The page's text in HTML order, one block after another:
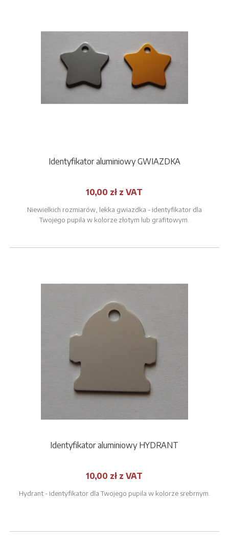
Identyfikator aluminiowy GWIAZDKA
10,00 zł z VAT
Niewielkich rozmiarów, lekka gwiazdka - identyfikator dla
Twojego pupila w kolorze złotym lub grafitowym.
Identyfikator aluminiowy HYDRANT
10,00 zł z VAT
Hydrant - identyfikator dla Twojego pupila w kolorze srebrnym.